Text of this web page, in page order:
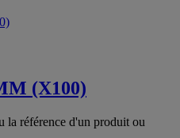
(X100)
la référence d'un produit ou